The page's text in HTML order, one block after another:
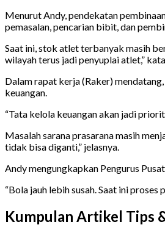
Menurut Andy, pendekatan
pemasalan, pencarian bibit, dan
Saat ini, stok atlet terbanyak masih
wilayah terus jadi penyuplai atlet,”
Dalam rapat kerja (Raker)
keuangan.
“Tata kelola keuangan akan jadi
Masalah sarana prasarana masih
tidak bisa diganti,” jelasnya.
Andy mengungkapkan Pengurus
“Bola jauh lebih susah. Saat ini
Kumpulan Artikel Tips